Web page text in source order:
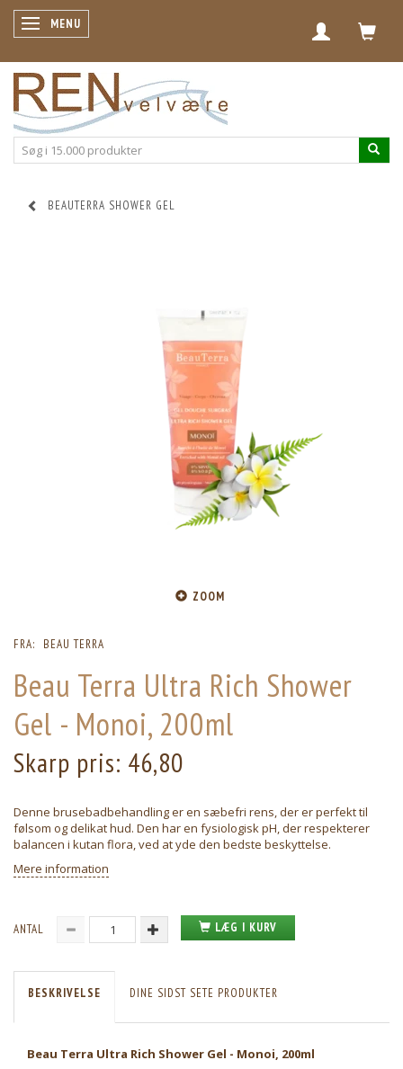
SKIFTE NAVIGATION
MENU
BEAUTERRA SHOWER GEL
ZOOM
FRA: BEAU TERRA
Beau Terra Ultra Rich Shower
Gel - Monoi, 200ml
Skarp pris: 46,80
Denne brusebadbehandling er en sæbefri rens, der er perfekt til
følsom og delikat hud. Den har en fysiologisk pH, der respekterer
balancen i kutan flora, ved at yde den bedste beskyttelse.
Mere information
ANTAL LÆG I KURV
BESKRIVELSE DINE SIDST SETE PRODUKTER
Beau Terra Ultra Rich Shower Gel - Monoi, 200ml